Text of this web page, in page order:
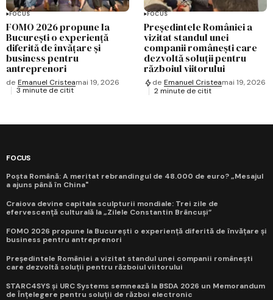
FOCUS
FOMO 2026 propune la
București o experiență
diferită de învățare și
business pentru
antreprenori
de Emanuel Cristeamai 19, 2026
3 minute de citit
FOCUS
Președintele României a
vizitat standul unei
companii românești care
dezvoltă soluții pentru
războiul viitorului
de Emanuel Cristeamai 19, 2026
2 minute de citit
FOCUS
Poșta Română: A meritat rebrandingul de 48.000 de euro? „Mesajul
a ajuns până în China"
Craiova devine capitala sculpturii mondiale: Trei zile de
efervescență culturală la „Zilele Constantin Brâncuși”
FOMO 2026 propune la București o experiență diferită de învățare și
business pentru antreprenori
Președintele României a vizitat standul unei companii românești
care dezvoltă soluții pentru războiul viitorului
STARC4SYS și URC Systems semnează la BSDA 2026 un Memorandum
de Înțelegere pentru soluții de război electronic